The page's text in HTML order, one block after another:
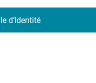
d’Identité